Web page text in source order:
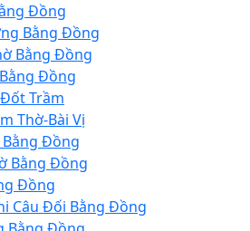
Đồng
Bằng Đồng
Bằng Đồng
Đồng
Trầm
Thờ-Bài Vị
Bằng Đồng
Bằng Đồng
Đồng
Câu Đối Bằng Đồng